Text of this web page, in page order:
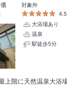
対象外
4.5
大浴場あり
温泉
駅徒歩5分
上階に天然温泉大浴